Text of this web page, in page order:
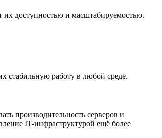
их доступностью и масштабируемостью.
стабильную работу в любой среде.
производительность серверов и
IT-инфраструктурой ещё более